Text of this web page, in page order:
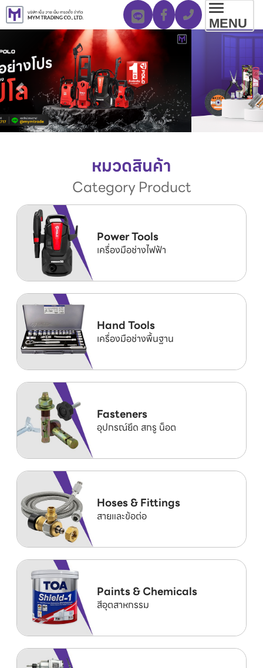
MENU
หมวดสินค้า
Category Product
Power Tools
เครื่องมือช่างไฟฟ้า
Hand Tools
เครื่องมือช่างพื้นฐาน
Fasteners
อุปกรณ์ยึด สกรู น็อต
Hoses & Fittings
สายและข้อต่อ
Paints & Chemicals
สีอุตสาหกรรม